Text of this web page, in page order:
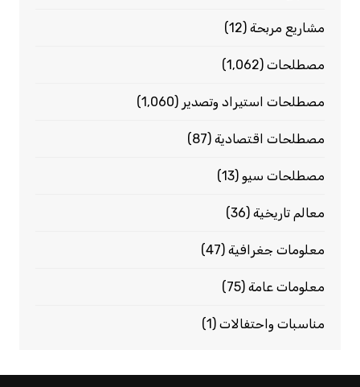
مشاريع مربحة(12)
مصطلحات(1٬062)
مصطلحات استيراد وتصدير (1٬060)
مصطلحات اقتصادية(87)
مصطلحات سيو(13)
معالم تاريخية(36)
معلومات جغرافية(47)
معلومات عامة(75)
مناسبات واحتفالات(1)